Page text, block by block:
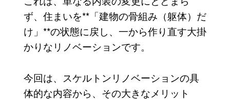
ず、住まいを**「建物の骨組み（躯体）だ
け」**の状態に戻し、一から作り直す大掛
かりなリノベーションです。
今回は、スケルトンリノベーションの具
体的な内容から、その大きなメリット